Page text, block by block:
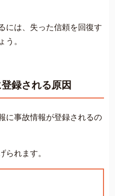
には、失った信頼を回復す
う。
録される原因
に事故情報が登録されるの
られます。